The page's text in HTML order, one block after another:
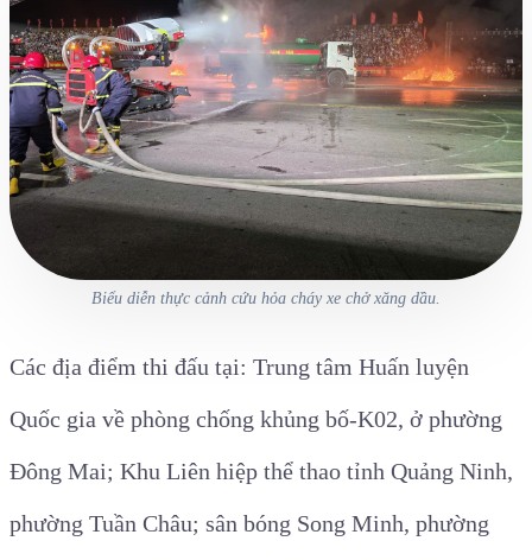
Biểu diễn thực cảnh cứu hỏa cháy xe chở xăng dầu.
Các địa điểm thi đấu tại: Trung tâm Huấn luyện
Quốc gia về phòng chống khủng bố-K02, ở phường
Đông Mai; Khu Liên hiệp thể thao tỉnh Quảng Ninh,
phường Tuần Châu; sân bóng Song Minh, phường